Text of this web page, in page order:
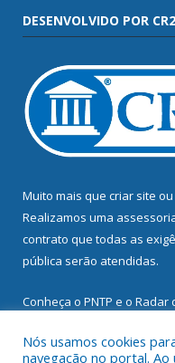
DESENVOLVIDO POR CR2
Muito mais que criar site ou
Realizamos uma
contrato que todas as
pública serão atendidas.
Conheça o PNTP e o Radar
Nós usamos cookies
navegação no portal.